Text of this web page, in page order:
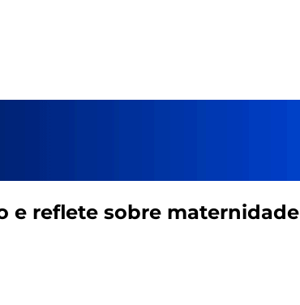
e reflete sobre maternidade